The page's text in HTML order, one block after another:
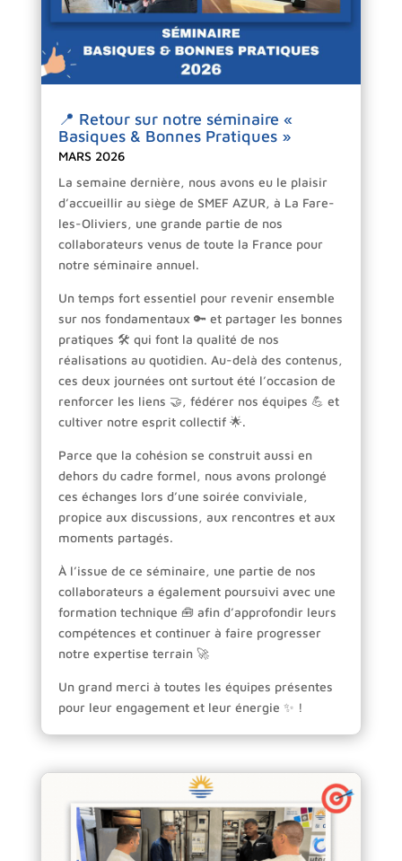
📍 Retour sur notre séminaire «
Basiques & Bonnes Pratiques »
MARS 2026
La semaine dernière, nous avons eu le plaisir
d’accueillir au siège de SMEF AZUR, à La Fare-
les-Oliviers, une grande partie de nos
collaborateurs venus de toute la France pour
notre séminaire annuel.
Un temps fort essentiel pour revenir ensemble
sur nos fondamentaux 🔑 et partager les bonnes
pratiques 🛠️ qui font la qualité de nos
réalisations au quotidien. Au-delà des contenus,
ces deux journées ont surtout été l’occasion de
renforcer les liens 🤝, fédérer nos équipes 💪 et
cultiver notre esprit collectif 🌟.
Parce que la cohésion se construit aussi en
dehors du cadre formel, nous avons prolongé
ces échanges lors d’une soirée conviviale,
propice aux discussions, aux rencontres et aux
moments partagés.
À l’issue de ce séminaire, une partie de nos
collaborateurs a également poursuivi avec une
formation technique 🧰 afin d’approfondir leurs
compétences et continuer à faire progresser
notre expertise terrain 🚀
Un grand merci à toutes les équipes présentes
pour leur engagement et leur énergie ✨ !